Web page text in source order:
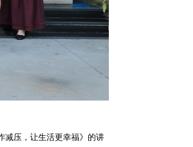
减压，让生活更幸福》的讲